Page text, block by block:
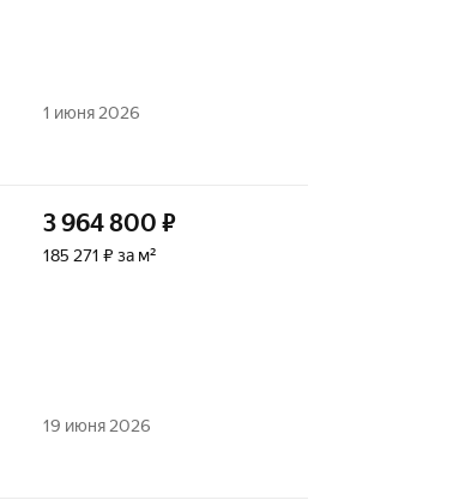
1 июня 2026
3 964 800 ₽
185 271 ₽ за м²
19 июня 2026